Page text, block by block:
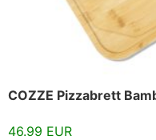
COZZE Pizzabrett
46.99 EUR